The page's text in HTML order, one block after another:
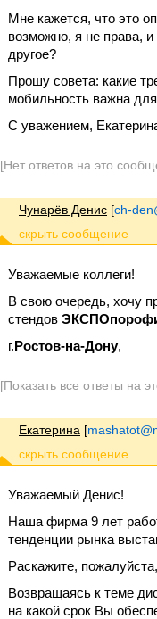
Мне кажется, что это
возможно, я не права,
другое?
Прошу совета: какие
мобильность важна
С уважением,
[Нет ответов на это
Чунарёв Денис [ch-
Уважаемые коллеги!
В свою очередь, хочу
стендов
г.Ростов-на-Дону,
[Показать все ответы на
Екатерина [
Уважаемый Денис!
Наша фирма 9 лет
тенденции рынка
Раскажите,
Возвращаясь к теме
на какой срок Вы